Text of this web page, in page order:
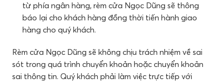
từ phía ngân hàng, rèm cửa Ngọc Dũng sẽ thông
báo lại cho khách hàng đồng thời tiến hành giao
hàng cho quý khách.
Rèm cửa Ngọc Dũng sẽ không chịu trách nhiệm về sai
sót trong quá trình chuyển khoản hoặc chuyển khoản
sai thông tin. Quý khách phải làm việc trực tiếp với